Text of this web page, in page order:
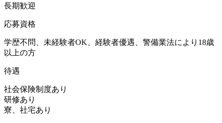
長期歓迎
応募資格
学歴不問、未経験者OK、経験者優遇、警備業法により18歳
以上の方
待遇
社会保険制度あり
研修あり
寮、社宅あり